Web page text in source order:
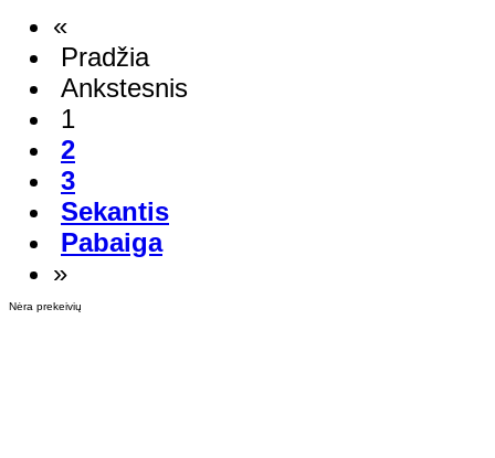
«
Pradžia
Ankstesnis
1
2
3
Sekantis
Pabaiga
»
Nėra prekeivių